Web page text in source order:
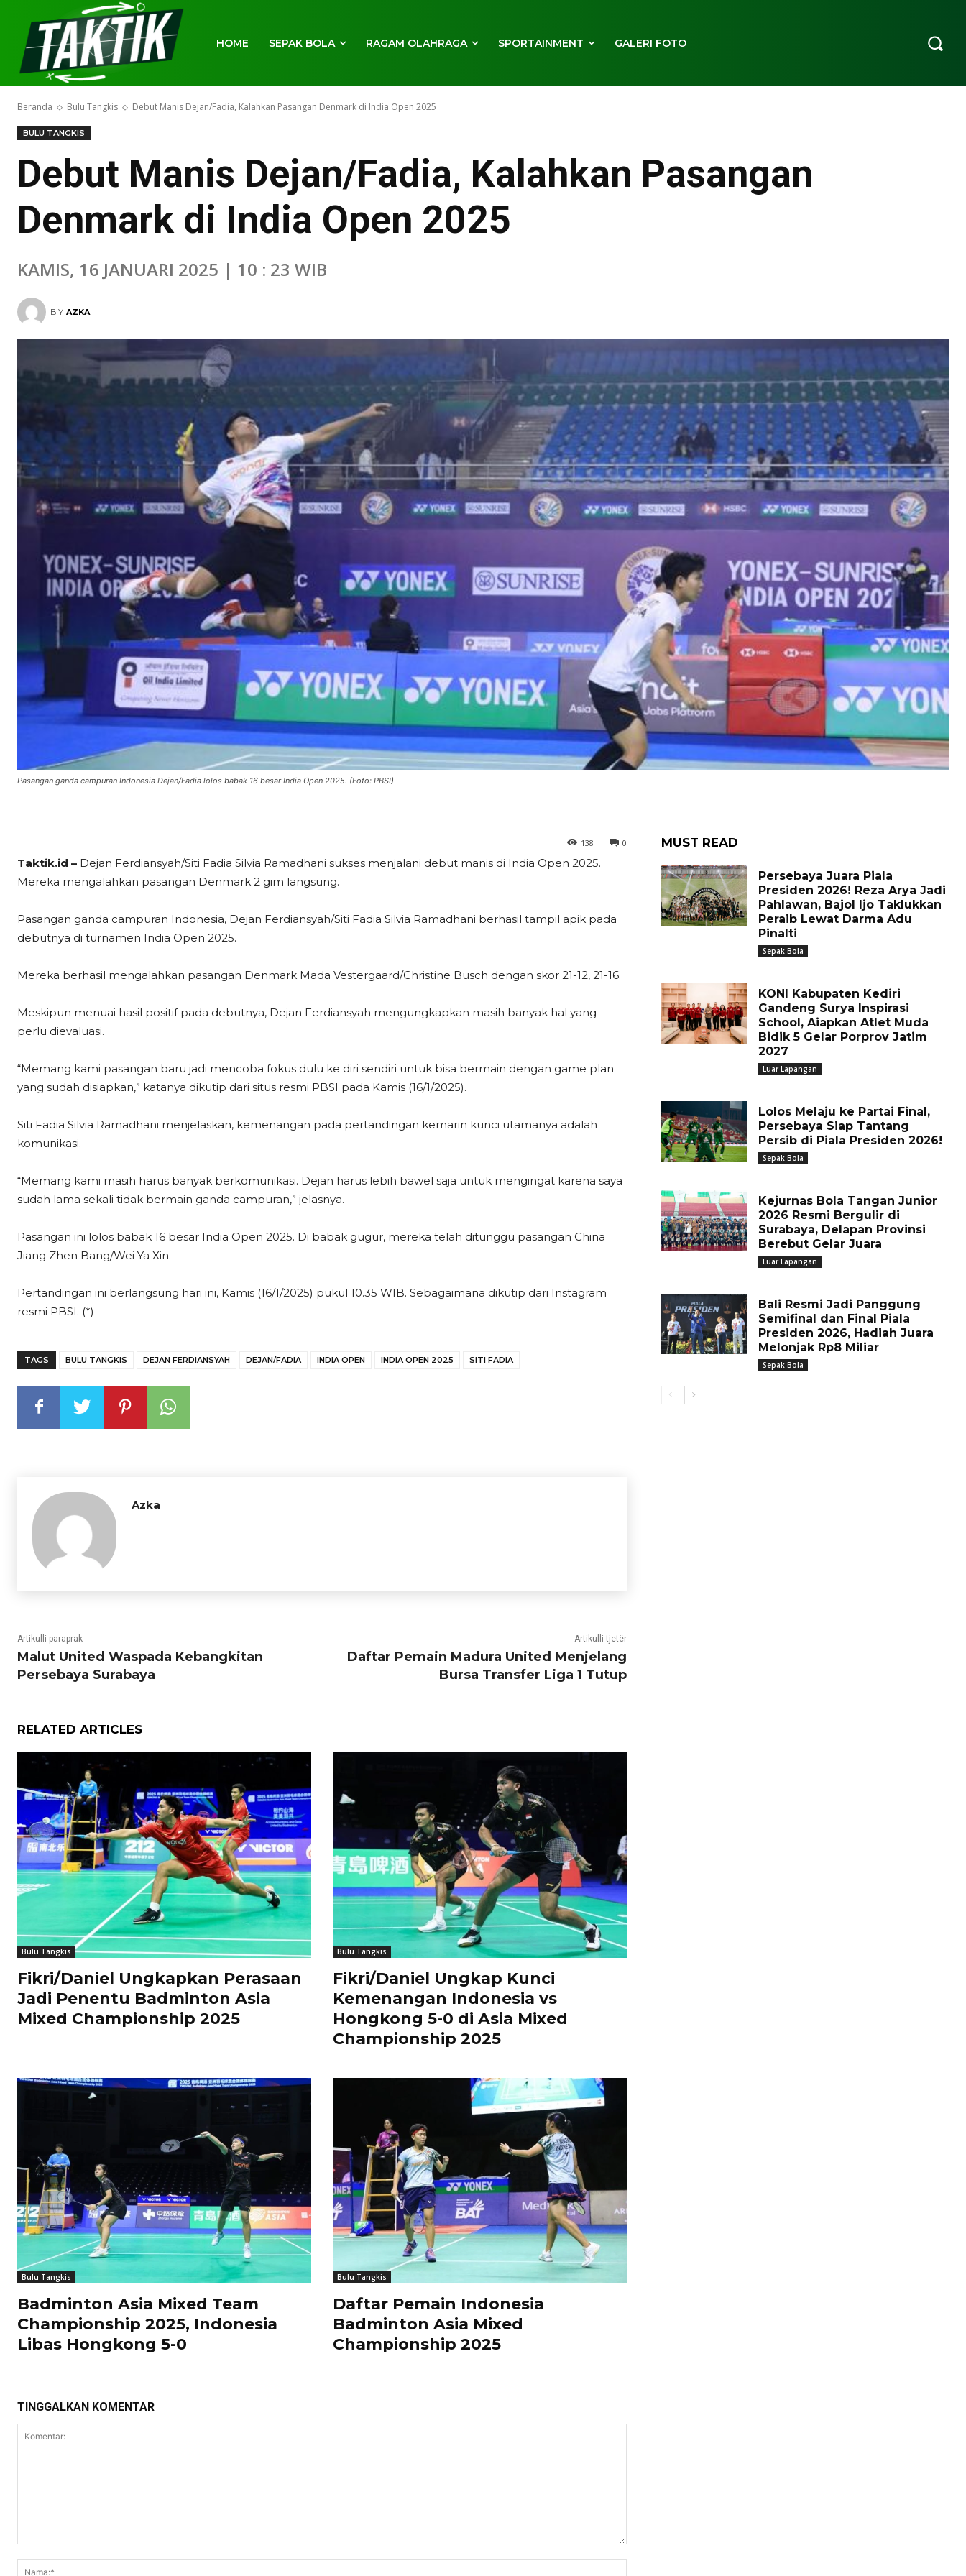
HOME SEPAK BOLA RAGAM OLAHRAGA SPORTAINMENT GALERI FOTO
Beranda Bulu Tangkis Debut Manis Dejan/Fadia, Kalahkan Pasangan Denmark di India Open 2025
BULU TANGKIS
Debut Manis Dejan/Fadia, Kalahkan Pasangan
Denmark di India Open 2025
KAMIS, 16 JANUARI 2025 | 10 : 23 WIB
BY AZKA
Pasangan ganda campuran Indonesia Dejan/Fadia lolos babak 16 besar India Open 2025. (Foto: PBSI)
0
138
Taktik.id – Dejan Ferdiansyah/Siti Fadia Silvia Ramadhani sukses menjalani debut manis di India Open 2025.
Mereka mengalahkan pasangan Denmark 2 gim langsung.
Pasangan ganda campuran Indonesia, Dejan Ferdiansyah/Siti Fadia Silvia Ramadhani berhasil tampil apik pada
debutnya di turnamen India Open 2025.
Mereka berhasil mengalahkan pasangan Denmark Mada Vestergaard/Christine Busch dengan skor 21-12, 21-16.
Meskipun menuai hasil positif pada debutnya, Dejan Ferdiansyah mengungkapkan masih banyak hal yang
perlu dievaluasi.
“Memang kami pasangan baru jadi mencoba fokus dulu ke diri sendiri untuk bisa bermain dengan game plan
yang sudah disiapkan,” katanya dikutip dari situs resmi PBSI pada Kamis (16/1/2025).
Siti Fadia Silvia Ramadhani menjelaskan, kemenangan pada pertandingan kemarin kunci utamanya adalah
komunikasi.
“Memang kami masih harus banyak berkomunikasi. Dejan harus lebih bawel saja untuk mengingat karena saya
sudah lama sekali tidak bermain ganda campuran,” jelasnya.
Pasangan ini lolos babak 16 besar India Open 2025. Di babak gugur, mereka telah ditunggu pasangan China
Jiang Zhen Bang/Wei Ya Xin.
Pertandingan ini berlangsung hari ini, Kamis (16/1/2025) pukul 10.35 WIB. Sebagaimana dikutip dari Instagram
resmi PBSI. (*)
TAGS BULU TANGKIS DEJAN FERDIANSYAH DEJAN/FADIA INDIA OPEN INDIA OPEN 2025 SITI FADIA
Azka
Artikulli paraprak
Malut United Waspada Kebangkitan
Persebaya Surabaya
Artikulli tjetër
Daftar Pemain Madura United Menjelang
Bursa Transfer Liga 1 Tutup
RELATED ARTICLES
Bulu Tangkis
Fikri/Daniel Ungkapkan Perasaan
Jadi Penentu Badminton Asia
Mixed Championship 2025
Bulu Tangkis
Fikri/Daniel Ungkap Kunci
Kemenangan Indonesia vs
Hongkong 5-0 di Asia Mixed
Championship 2025
Bulu Tangkis
Badminton Asia Mixed Team
Championship 2025, Indonesia
Libas Hongkong 5-0
Bulu Tangkis
Daftar Pemain Indonesia
Badminton Asia Mixed
Championship 2025
TINGGALKAN KOMENTAR
MUST READ
Persebaya Juara Piala
Presiden 2026! Reza Arya Jadi
Pahlawan, Bajol Ijo Taklukkan
Peraib Lewat Darma Adu
Pinalti
Sepak Bola
KONI Kabupaten Kediri
Gandeng Surya Inspirasi
School, Aiapkan Atlet Muda
Bidik 5 Gelar Porprov Jatim
2027
Luar Lapangan
Lolos Melaju ke Partai Final,
Persebaya Siap Tantang
Persib di Piala Presiden 2026!
Sepak Bola
Kejurnas Bola Tangan Junior
2026 Resmi Bergulir di
Surabaya, Delapan Provinsi
Berebut Gelar Juara
Luar Lapangan
Bali Resmi Jadi Panggung
Semifinal dan Final Piala
Presiden 2026, Hadiah Juara
Melonjak Rp8 Miliar
Sepak Bola